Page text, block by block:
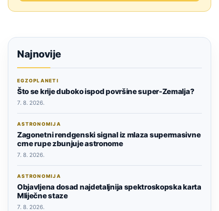
Najnovije
EGZOPLANETI
Što se krije duboko ispod površine super-Zemalja?
7. 8. 2026.
ASTRONOMIJA
Zagonetni rendgenski signal iz mlaza supermasivne
crne rupe zbunjuje astronome
7. 8. 2026.
ASTRONOMIJA
Objavljena dosad najdetaljnija spektroskopska karta
Mliječne staze
7. 8. 2026.